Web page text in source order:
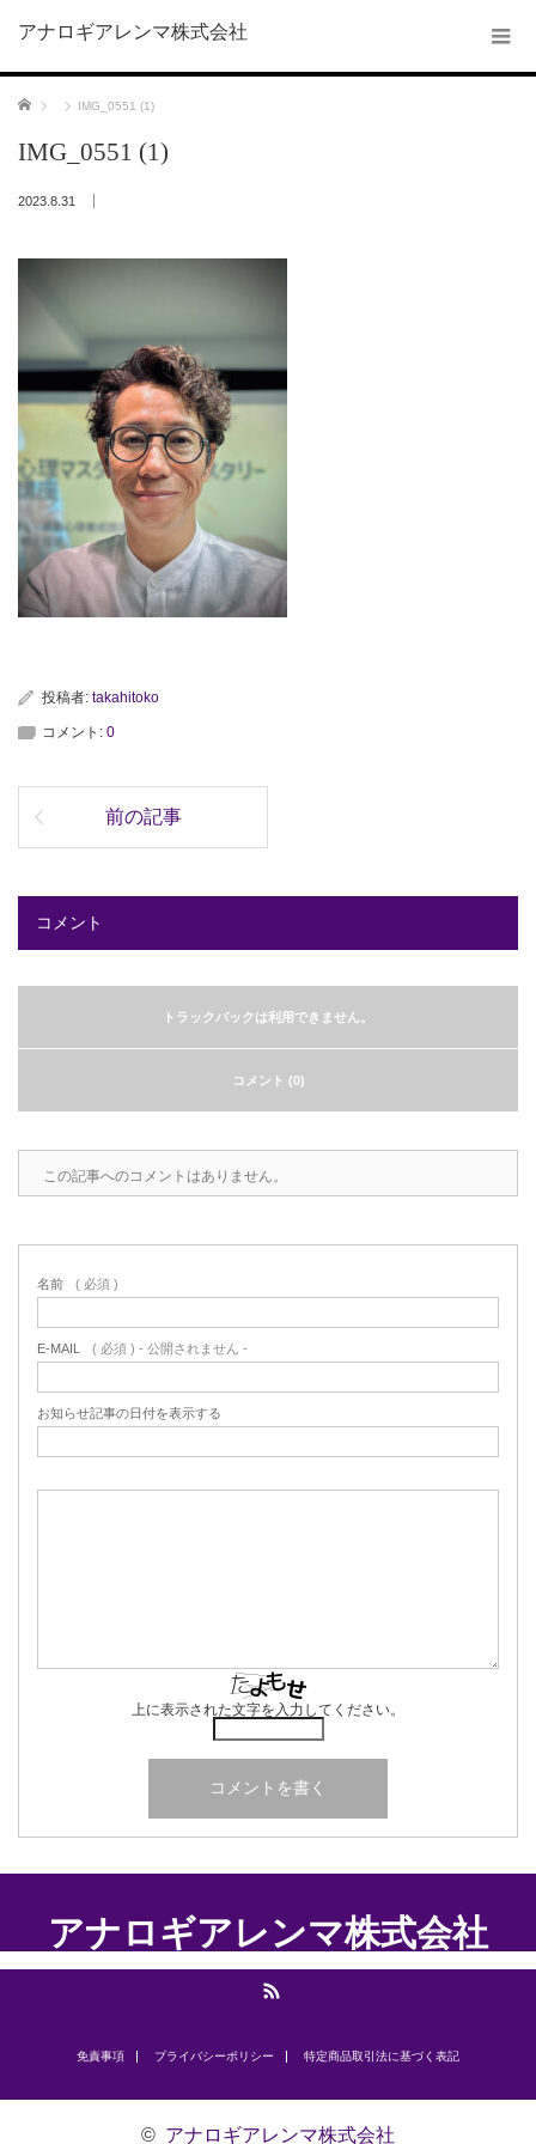
アナロギアレンマ株式会社
ホーム IMG_0551 (1)
IMG_0551 (1)
2023.8.31
投稿者: takahitoko
コメント: 0
前の記事
コメント
トラックバックは利用できません。
コメント (0)
この記事へのコメントはありません。
名前 ( 必須 )
E-MAIL ( 必須 ) - 公開されません -
お知らせ記事の日付を表示する
上に表示された文字を入力してください。
アナロギアレンマ株式会社
免責事項 プライバシーポリシー ​特定商品取引法に基づく表記
© アナロギアレンマ株式会社